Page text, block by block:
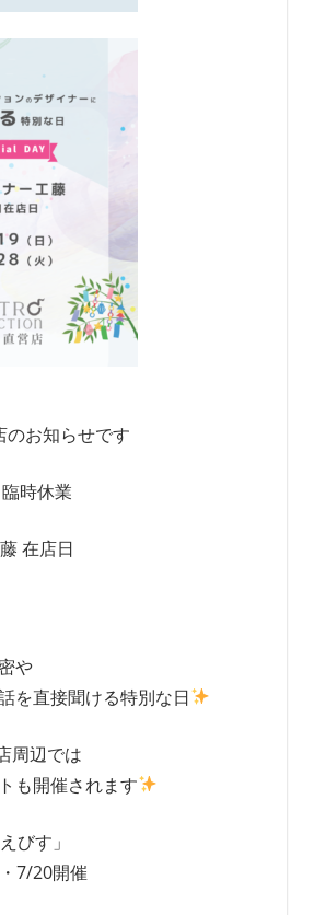
のお知らせです
時休業
在店日
や
を直接聞ける特別な日
周辺では
も開催されます
びす」
7/20開催